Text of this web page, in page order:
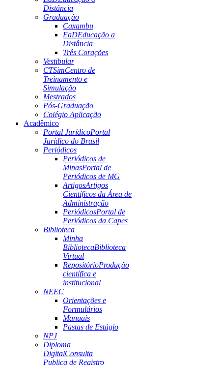
Distância
Graduação
Caxambu
EaDEducação a
Distância
Três Corações
Vestibular
CTSimCentro de
Treinamento e
Simulação
Mestrados
Pós-Graduação
Colégio Aplicação
Acadêmico
Portal JurídicoPortal
Jurídico do Brasil
Periódicos
Periódicos de
MinasPortal de
Periódicos de MG
ArtigosArtigos
Científicos da Área de
Administração
PeriódicosPortal de
Periódicos da Capes
Biblioteca
Minha
BibliotecaBiblioteca
Virtual
RepositórioProdução
científica e
institucional
NEEC
Orientações e
Formulários
Manuais
Pastas de Estágio
NPJ
Diploma
DigitalConsulta
Publica de Registro